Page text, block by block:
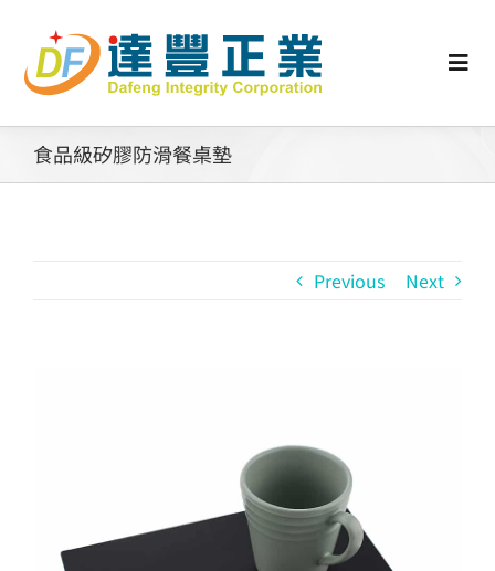
content
認識矽膠
食品級矽膠防滑餐桌墊
Previous Next